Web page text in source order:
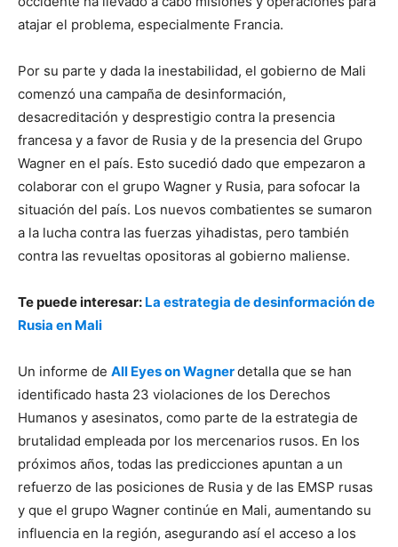
atajar el problema, especialmente Francia.
Por su parte y dada la inestabilidad, el gobierno de Mali
comenzó una campaña de desinformación,
desacreditación y desprestigio contra la presencia
francesa y a favor de Rusia y de la presencia del Grupo
Wagner en el país. Esto sucedió dado que empezaron a
colaborar con el grupo Wagner y Rusia, para sofocar la
situación del país. Los nuevos combatientes se sumaron
a la lucha contra las fuerzas yihadistas, pero también
contra las revueltas opositoras al gobierno maliense.
Te puede interesar: La estrategia de desinformación de
Rusia en Mali
Un informe de All Eyes on Wagnerdetalla que se han
identificado hasta 23 violaciones de los Derechos
Humanos y asesinatos, como parte de la estrategia de
brutalidad empleada por los mercenarios rusos. En los
próximos años, todas las predicciones apuntan a un
refuerzo de las posiciones de Rusia y de las EMSP rusas
y que el grupo Wagner continúe en Mali, aumentando su
influencia en la región, asegurando así el acceso a los